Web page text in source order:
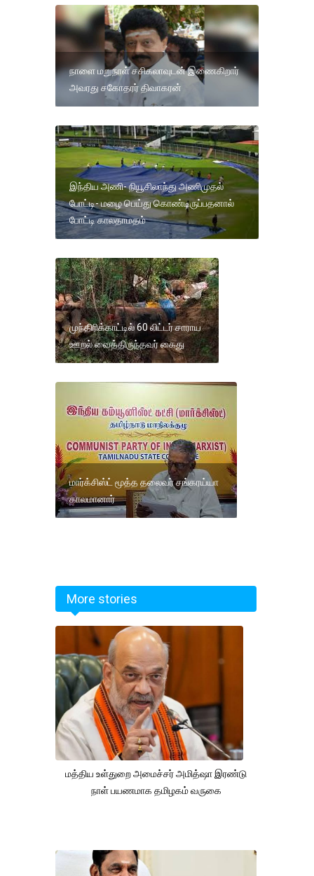
நாளை மறுநாள் சசிகலாவுடன் இணைகிறார்
அவரது சகோதரர் திவாகரன்
இந்திய அணி- நியூசிலாந்து அணிமுதல்
போட்டி- மழை பெய்து கொண்டிருப்பதனால்
போட்டி காலதாமதம்
முந்திரிக்காட்டில் 60 லிட்டர் சாராய
ஊறல் வைத்திருந்தவர் கைது
மார்க்சிஸ்ட் மூத்த தலைவர் சங்கரய்யா
காலமானார்
More stories
மத்திய உள்துறை அமைச்சர் அமித்ஷா இரண்டு
நாள் பயணமாக தமிழகம் வருகை